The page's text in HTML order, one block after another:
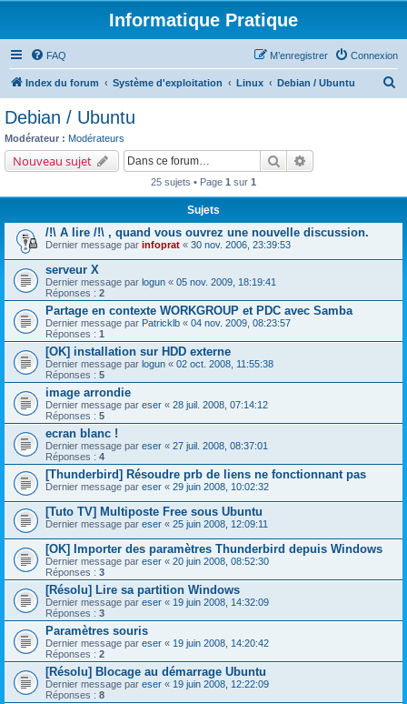
Informatique Pratique
FAQ Connexion
M’enregistrer
Index du forum Système d'exploitation Linux Debian / Ubuntu
Debian / Ubuntu
Modérateur : Modérateurs
Nouveau sujet Rechercher
25 sujets • Page 1 sur 1
Sujets
/!\ A lire /!\ , quand vous ouvrez une nouvelle discussion.
Dernier message par infoprat « 30 nov. 2006, 23:39:53
serveur X
Dernier message par logun « 05 nov. 2009, 18:19:41
Réponses : 2
Partage en contexte WORKGROUP et PDC avec Samba
Dernier message par Patricklb « 04 nov. 2009, 08:23:57
Réponses : 1
[OK] installation sur HDD externe
Dernier message par logun « 02 oct. 2008, 11:55:38
Réponses : 5
image arrondie
Dernier message par eser « 28 juil. 2008, 07:14:12
Réponses : 5
ecran blanc !
Dernier message par eser « 27 juil. 2008, 08:37:01
Réponses : 4
[Thunderbird] Résoudre prb de liens ne fonctionnant pas
Dernier message par eser « 29 juin 2008, 10:02:32
[Tuto TV] Multiposte Free sous Ubuntu
Dernier message par eser « 25 juin 2008, 12:09:11
[OK] Importer des paramètres Thunderbird depuis Windows
Dernier message par eser « 20 juin 2008, 08:52:30
Réponses : 3
[Résolu] Lire sa partition Windows
Dernier message par eser « 19 juin 2008, 14:32:09
Réponses : 3
Paramètres souris
Dernier message par eser « 19 juin 2008, 14:20:42
Réponses : 2
[Résolu] Blocage au démarrage Ubuntu
Dernier message par eser « 19 juin 2008, 12:22:09
Réponses : 8